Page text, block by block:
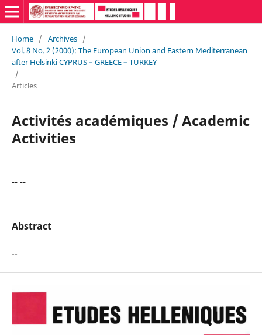
Home / Archives /
Vol. 8 No. 2 (2000): The European Union and Eastern Mediterranean
after Helsinki CYPRUS – GREECE – TURKEY
/
Articles
Activités académiques / Academic
Activities
-- --
Abstract
--